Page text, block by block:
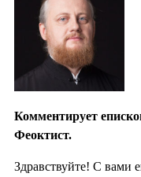
Комментирует
Феоктист.
Здравствуйте! С вами